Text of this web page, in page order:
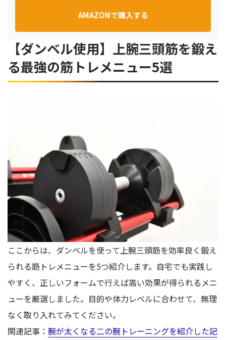
AMAZONで購入する
【ダンベル使用】上腕三頭筋を鍛え
る最強の筋トレメニュー5選
ここからは、ダンベルを使って上腕三頭筋を効率良く鍛え
られる筋トレメニューを5つ紹介します。自宅でも実践し
やすく、正しいフォームで行えば高い効果が得られるメニ
ューを厳選しました。目的や体力レベルに合わせて、無理
なく取り入れてみてください。
関連記事： 腕が太くなる二の腕トレーニングを紹介した記